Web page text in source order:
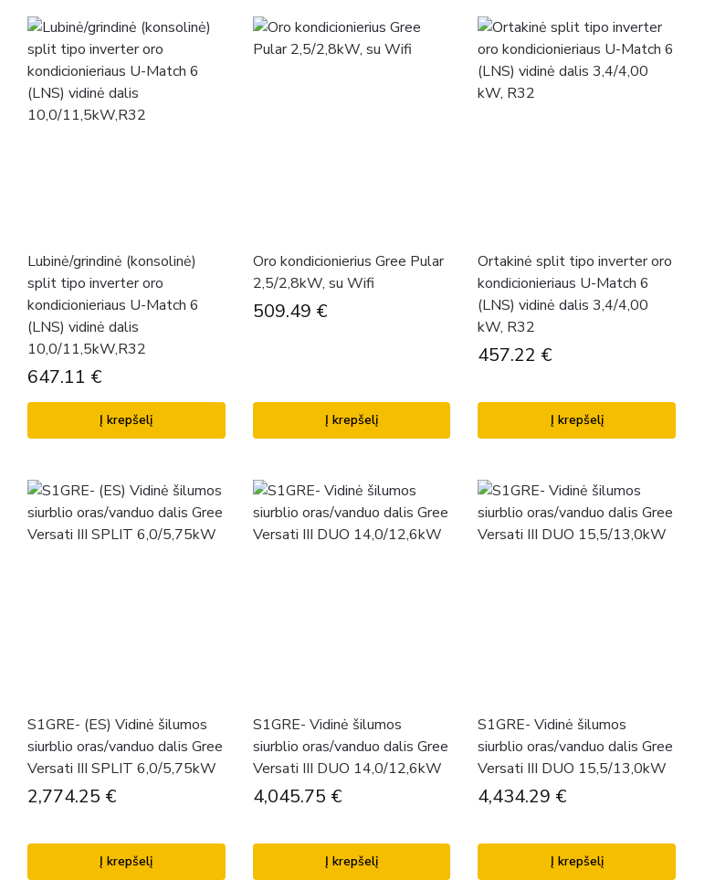
Lubinė/grindinė (konsolinė)
split tipo inverter oro
kondicionieriaus U-Match 6
(LNS) vidinė dalis
10,0/11,5kW,R32
647.11 €
Į krepšelį
Oro kondicionierius Gree Pular
2,5/2,8kW, su Wifi
509.49 €
Į krepšelį
Ortakinė split tipo inverter oro
kondicionieriaus U-Match 6
(LNS) vidinė dalis 3,4/4,00
kW, R32
457.22 €
Į krepšelį
S1GRE- (ES) Vidinė šilumos
siurblio oras/vanduo dalis Gree
Versati III SPLIT 6,0/5,75kW
2,774.25 €
Į krepšelį
S1GRE- Vidinė šilumos
siurblio oras/vanduo dalis Gree
Versati III DUO 14,0/12,6kW
4,045.75 €
Į krepšelį
S1GRE- Vidinė šilumos
siurblio oras/vanduo dalis Gree
Versati III DUO 15,5/13,0kW
4,434.29 €
Į krepšelį